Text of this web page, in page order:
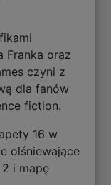
Franka oraz
czyni z
dla fanów
fiction.
16 w
olśniewające
2 i mapę